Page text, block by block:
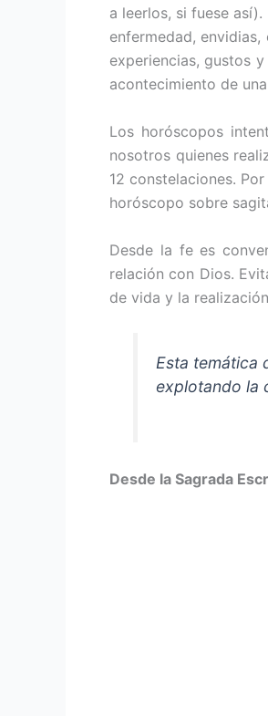
a leerlos, si fuese
enfermedad,
experiencias, gus­tos
acontecimiento de
Los horóscopos
nosotros quienes
12 constelaciones.
horóscopo sobre
Desde la fe es
relación con Dios.
de vida y la
Esta temática
explotando la
Desde la Sagrada